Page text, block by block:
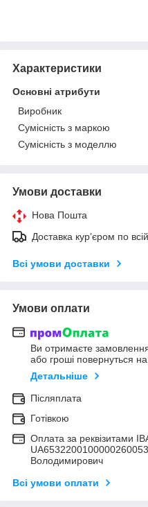
Характеристики
Основні атрибути
Виробник
Сумісність з маркою
Сумісність з моделлю
Умови доставки
Нова Пошта
Доставка кур’єром по
Всі умови доставки
Умови оплати
Ви отримаєте
або гроші повернуться
Детальніше
Післяплата
Готівкою
Оплата за реквізитами
Володимирович
Всі умови оплати